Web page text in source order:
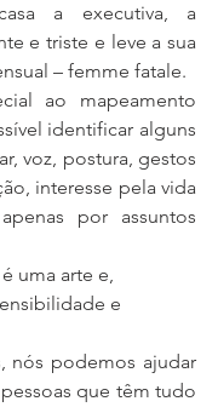
a executiva, a
e triste e leve a sua
– femme fatale.
ao mapeamento
identificar alguns
voz, postura, gestos
interesse pela vida
por assuntos
uma arte e,
e
nós podemos ajudar
que têm tudo